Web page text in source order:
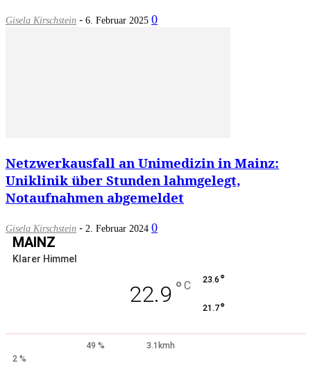
Gisela Kirschstein - 6. Februar 2025 0
Netzwerkausfall an Unimedizin in Mainz:
Uniklinik über Stunden lahmgelegt,
Notaufnahmen abgemeldet
Gisela Kirschstein - 2. Februar 2024 0
MAINZ
Klarer Himmel
22.9 ° C 23.6 °
21.7°
49 %
3.1kmh
2 %